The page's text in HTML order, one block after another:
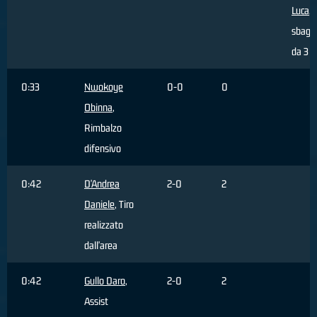
Luca,
da 3
0:33
Nwokoye
Obinna,
Rimbalzo
difensivo
0-0 0
0:42
D'Andrea
Daniele, Tiro
realizzato
dall'area
2-0 2
0:42 Gullo Daro,
Assist
2-0 2